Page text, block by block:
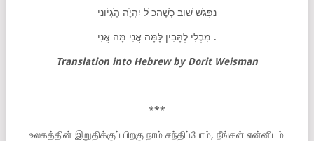
נִפָּגֵׁש ׁשּוב כְׁשֶׁהַכ ֹּל יִהְיֶׁה הֶׁגְיֹונִי
מִבְלִי לְהָּבִין לָּמָּה אֲנִי מָּה אֲנִי .
Translation into Hebrew by Dorit Weisman
***
உலகத்தின் இறுதிக்குப் பிறகு நாம் சந்திப்போம், நீங்கள் என்னிடம்